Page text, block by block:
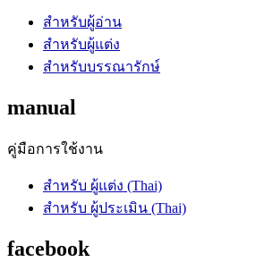
สำหรับผู้อ่าน
สำหรับผู้แต่ง
สำหรับบรรณารักษ์
manual
คู่มือการใช้งาน
สำหรับ ผู้แต่ง (Thai)
สำหรับ ผู้ประเมิน (Thai)
facebook